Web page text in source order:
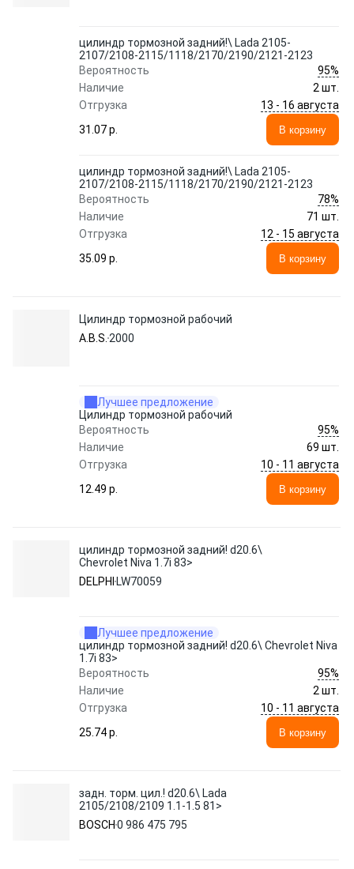
цилиндр тормозной задний!\ Lada 2105-
2107/2108-2115/1118/2170/2190/2121-2123
Вероятность
95%
Наличие
2 шт.
Отгрузка
13 - 16 августа
31.07 p.
В корзину
цилиндр тормозной задний!\ Lada 2105-
2107/2108-2115/1118/2170/2190/2121-2123
Вероятность
78%
Наличие
71 шт.
Отгрузка
12 - 15 августа
35.09 p.
В корзину
Цилиндр тормозной рабочий
A.B.S. 2000
Лучшее предложение
Цилиндр тормозной рабочий
Вероятность
95%
Наличие
69 шт.
Отгрузка
10 - 11 августа
12.49 p.
В корзину
цилиндр тормозной задний! d20.6\
Chevrolet Niva 1.7i 83>
DELPHI LW70059
Лучшее предложение
цилиндр тормозной задний! d20.6\ Chevrolet Niva
1.7i 83>
Вероятность
95%
Наличие
2 шт.
Отгрузка
10 - 11 августа
25.74 p.
В корзину
задн. торм. цил.! d20.6\ Lada
2105/2108/2109 1.1-1.5 81>
BOSCH 0 986 475 795